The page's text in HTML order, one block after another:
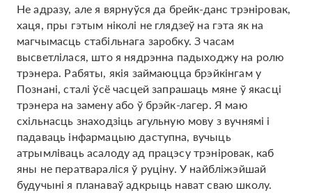
Не адразу, але я вярнуўся да брейк-данс трэніровак,
хаця, пры гэтым ніколі не глядзеў на гэта як на
магчымасць стабільнага заробку. З часам
высветлілася, што я нядрэнна падыходжу на ролю
трэнера. Рабяты, якія займаюцца брэйкінгам у
Познані, сталі ўсё часцей запрашаць мяне ў якасці
трэнера на замену або ў брэйк-лагер. Я маю
схільнасць знаходзіць агульную мову з вучнямі і
падаваць інфармацыю даступна, вучыць
атрымліваць асалоду ад працэсу трэніровак, каб
яны не ператвараліся ў руціну. У найбліжэйшай
будучыні я планаваў адкрыць нават сваю школу.